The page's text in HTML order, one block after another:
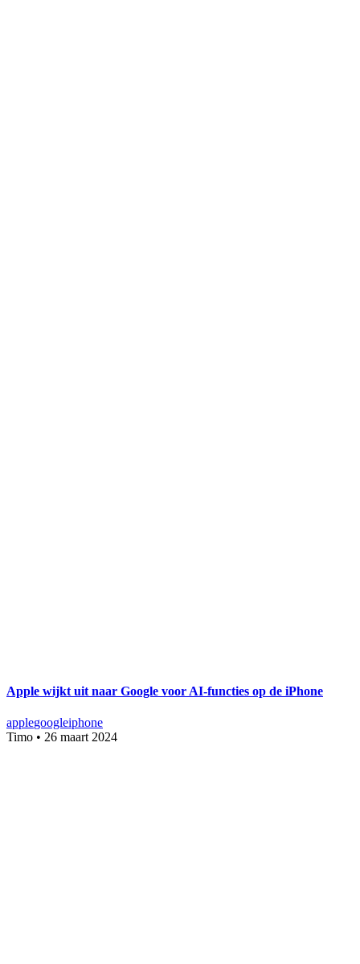
Apple wijkt uit naar Google voor AI-functies op de iPhone
applegoogleiphone
Timo • 26 maart 2024